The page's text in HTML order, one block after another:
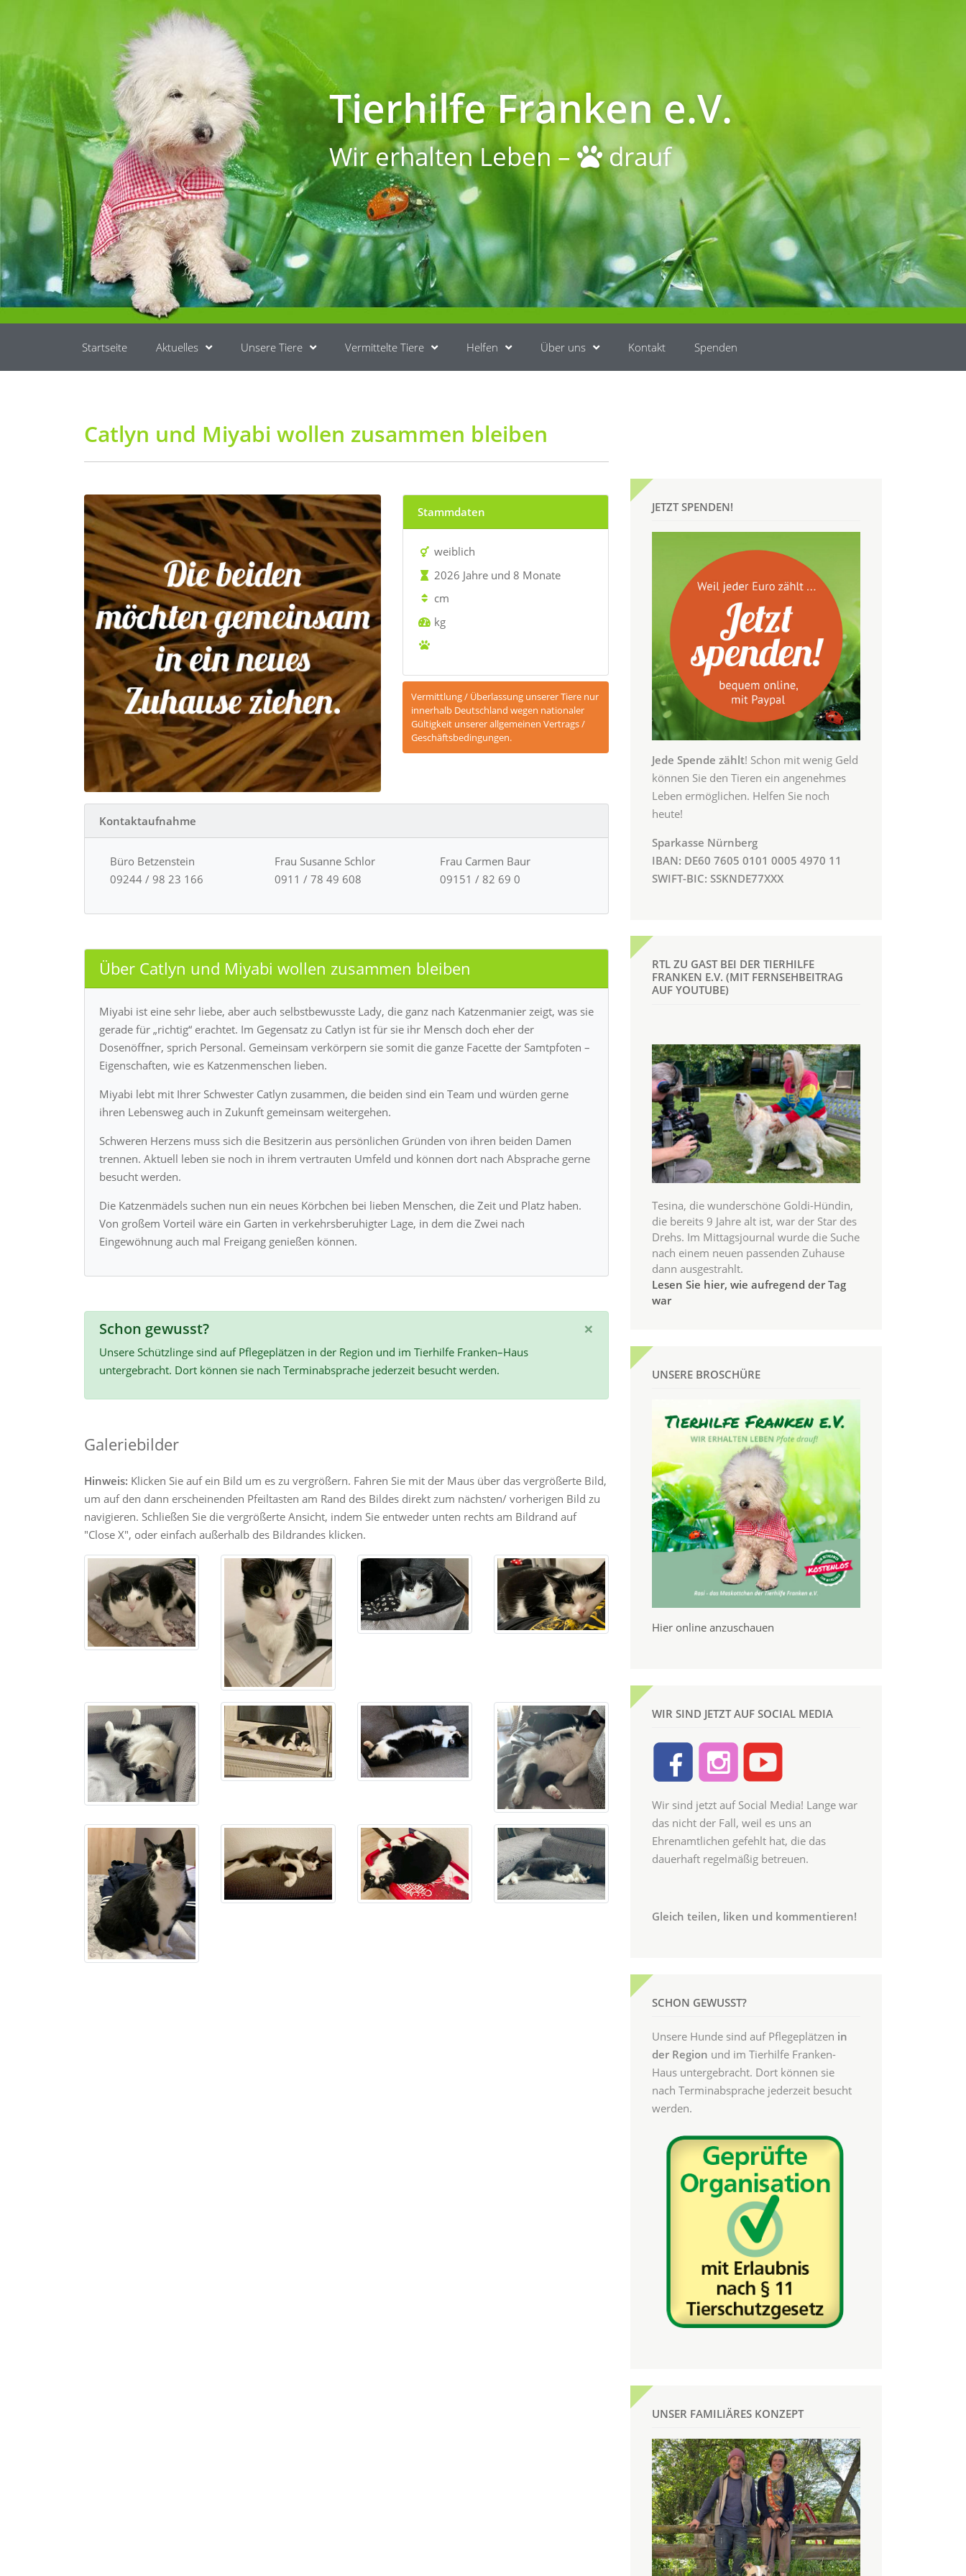
Tierhilfe Franken e.V.
Wir erhalten Leben – drauf
Startseite Aktuelles Unsere Tiere Vermittelte Tiere Helfen Über uns Kontakt Spenden
Catlyn und Miyabi wollen zusammen bleiben
Stammdaten
weiblich
2026 Jahre und 8 Monate
cm
kg
Vermittlung / Überlassung unserer Tiere nur
innerhalb Deutschland wegen nationaler
Gültigkeit unserer allgemeinen Vertrags /
Geschäftsbedingungen.
Kontaktaufnahme
Büro Betzenstein
09244 / 98 23 166
Frau Susanne Schlor
0911 / 78 49 608
Frau Carmen Baur
09151 / 82 69 0
Über Catlyn und Miyabi wollen zusammen bleiben
Miyabi ist eine sehr liebe, aber auch selbstbewusste Lady, die ganz nach Katzenmanier zeigt, was sie
gerade für „richtig“ erachtet. Im Gegensatz zu Catlyn ist für sie ihr Mensch doch eher der
Dosenöffner, sprich Personal. Gemeinsam verkörpern sie somit die ganze Facette der Samtpfoten –
Eigenschaften, wie es Katzenmenschen lieben.
Miyabi lebt mit Ihrer Schwester Catlyn zusammen, die beiden sind ein Team und würden gerne
ihren Lebensweg auch in Zukunft gemeinsam weitergehen.
Schweren Herzens muss sich die Besitzerin aus persönlichen Gründen von ihren beiden Damen
trennen. Aktuell leben sie noch in ihrem vertrauten Umfeld und können dort nach Absprache gerne
besucht werden.
Die Katzenmädels suchen nun ein neues Körbchen bei lieben Menschen, die Zeit und Platz haben.
Von großem Vorteil wäre ein Garten in verkehrsberuhigter Lage, in dem die Zwei nach
Eingewöhnung auch mal Freigang genießen können.
×
Schon gewusst?
Unsere Schützlinge sind auf Pflegeplätzen in der Region und im Tierhilfe Franken–Haus
untergebracht. Dort können sie nach Terminabsprache jederzeit besucht werden.
Galeriebilder
Hinweis: Klicken Sie auf ein Bild um es zu vergrößern. Fahren Sie mit der Maus über das vergrößerte Bild,
um auf den dann erscheinenden Pfeiltasten am Rand des Bildes direkt zum nächsten/ vorherigen Bild zu
navigieren. Schließen Sie die vergrößerte Ansicht, indem Sie entweder unten rechts am Bildrand auf
"Close X", oder einfach außerhalb des Bildrandes klicken.
JETZT SPENDEN!
Jede Spende zählt! Schon mit wenig Geld
können Sie den Tieren ein angenehmes
Leben ermöglichen. Helfen Sie noch
heute!
Sparkasse Nürnberg
IBAN: DE60 7605 0101 0005 4970 11
SWIFT-BIC: SSKNDE77XXX
RTL ZU GAST BEI DER TIERHILFE
FRANKEN E.V. (MIT FERNSEHBEITRAG
AUF YOUTUBE)
Tesina, die wunderschöne Goldi-Hündin,
die bereits 9 Jahre alt ist, war der Star des
Drehs. Im Mittagsjournal wurde die Suche
nach einem neuen passenden Zuhause
dann ausgestrahlt.
Lesen Sie hier, wie aufregend der Tag
war
UNSERE BROSCHÜRE
Hier online anzuschauen
WIR SIND JETZT AUF SOCIAL MEDIA
Wir sind jetzt auf Social Media! Lange war
das nicht der Fall, weil es uns an
Ehrenamtlichen gefehlt hat, die das
dauerhaft regelmäßig betreuen.
Gleich teilen, liken und kommentieren!
SCHON GEWUSST?
Unsere Hunde sind auf Pflegeplätzen in
der Region und im Tierhilfe Franken-
Haus untergebracht. Dort können sie
nach Terminabsprache jederzeit besucht
werden.
UNSER FAMILIÄRES KONZEPT